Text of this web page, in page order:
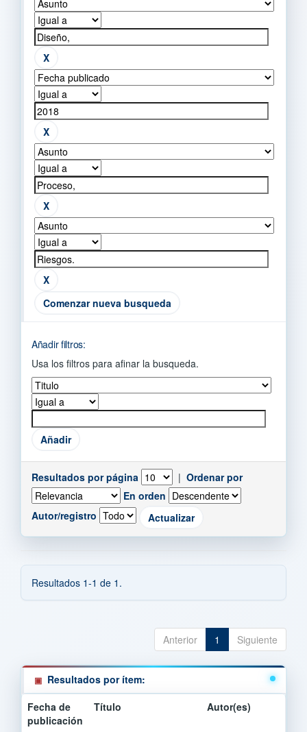
Comenzar nueva busqueda
Añadir filtros:
Usa los filtros para afinar la busqueda.
Resultados por página | Ordenar por
En orden
Autor/registro
Resultados 1-1 de 1.
Anterior 1 Siguiente
Resultados por ítem:
Fecha de
publicación
Título Autor(es)